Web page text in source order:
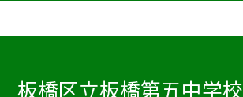
板橋区立板橋第五中学校